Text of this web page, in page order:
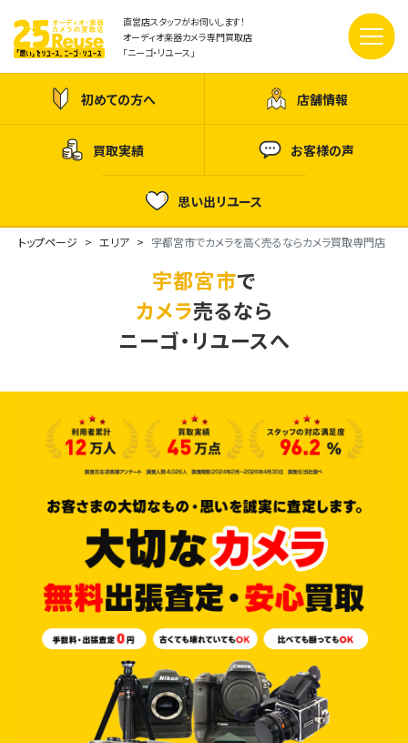
直営店スタッフがお伺いします！
オーディオ楽器カメラ専門買取店
「ニーゴ・リユース」
初めての方へ 店舗情報
買取実績 お客様の声
思い出リユース
トップページ エリア 宇都宮市でカメラを高く売るならカメラ買取専門店
宇都宮市で
カメラ売るなら
ニーゴ・リユースへ